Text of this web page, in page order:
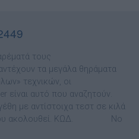
τους
τα µεγάλα θηράµατα
τεχνικών, οι
είναι αυτό που αναζητούν.
µε αντίστοιχα τεστ σε κιλά
που ακολουθεί. ΚΩ∆. Νο